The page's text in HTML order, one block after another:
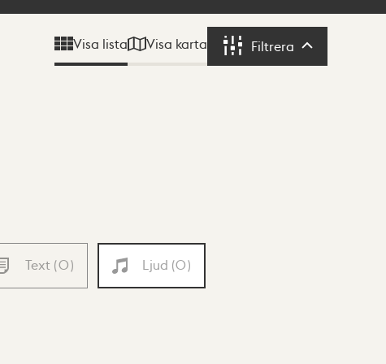
Visa lista Visa karta Filtrera Filtrera
Text (0) Ljud (0)